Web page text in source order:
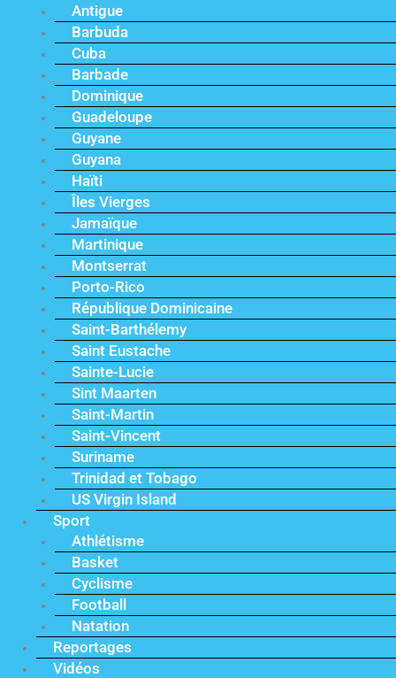
Antigue
Barbuda
Cuba
Barbade
Dominique
Guadeloupe
Guyane
Guyana
Haïti
Îles Vierges
Jamaïque
Martinique
Montserrat
Porto-Rico
République Dominicaine
Saint-Barthélemy
Saint Eustache
Sainte-Lucie
Sint Maarten
Saint-Martin
Saint-Vincent
Suriname
Trinidad et Tobago
US Virgin Island
Sport
Athlétisme
Basket
Cyclisme
Football
Natation
Reportages
Vidéos